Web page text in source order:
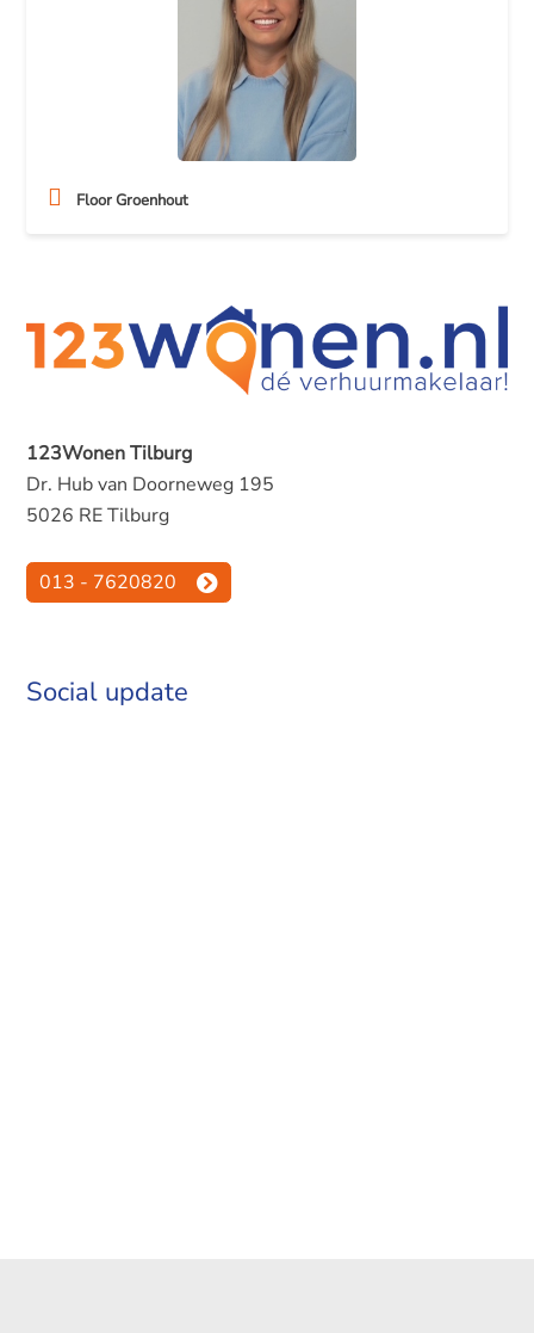
Floor Groenhout
123Wonen Tilburg
Dr. Hub van Doorneweg 195
5026 RE Tilburg
013 - 7620820
Social update